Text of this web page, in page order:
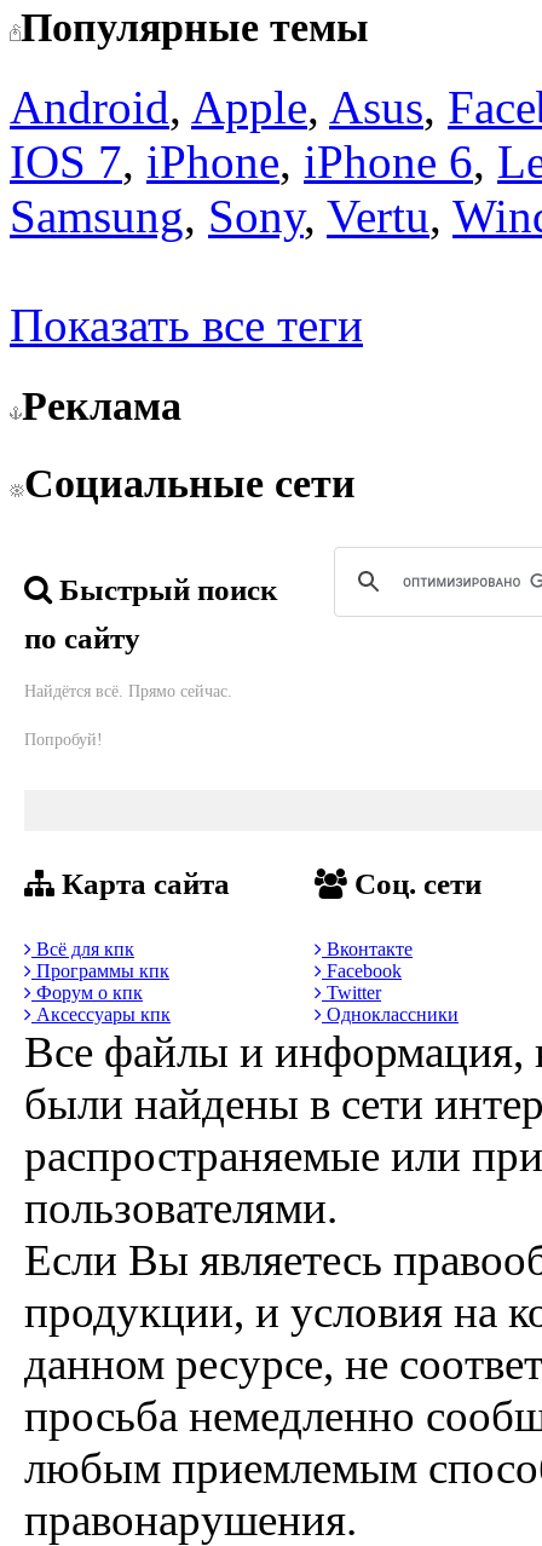
Популярные темы
Android, Apple, Asus,
IOS 7, iPhone, iPhone 6,
Samsung, Sony, Vertu,
Показать все теги
Реклама
Социальные сети
Быстрый поиск
по сайту
Найдётся всё. Прямо сейчас.
Попробуй!
Карта сайта
Всё для кпк
Программы кпк
Форум о кпк
Аксессуары кпк
Соц. сети
Вконтакте
Facebook
Twitter
Одноклассники
Все файлы и информация,
были найдены в сети
распространяемые или
пользователями.
Если Вы являетесь
продукции, и условия на
данном ресурсе, не
просьба немедленно
любым приемлемым
правонарушения.